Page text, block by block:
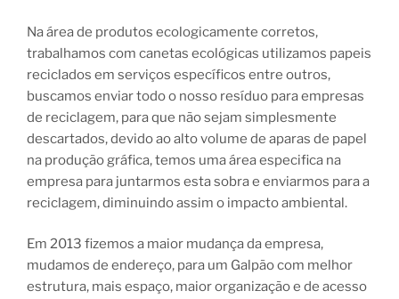
Na área de produtos ecologicamente corretos,
trabalhamos com canetas ecológicas utilizamos papeis
reciclados em serviços específicos entre outros,
buscamos enviar todo o nosso resíduo para empresas
de reciclagem, para que não sejam simplesmente
descartados, devido ao alto volume de aparas de papel
na produção gráfica, temos uma área especifica na
empresa para juntarmos esta sobra e enviarmos para a
reciclagem, diminuindo assim o impacto ambiental.
Em 2013 fizemos a maior mudança da empresa,
mudamos de endereço, para um Galpão com melhor
estrutura, mais espaço, maior organização e de acesso